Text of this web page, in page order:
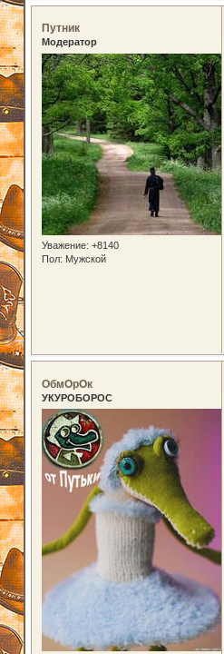
Путник
Модератор
Уважение: +8140
Пол: Мужской
ОбмОрОк
УКУРОБОРОС